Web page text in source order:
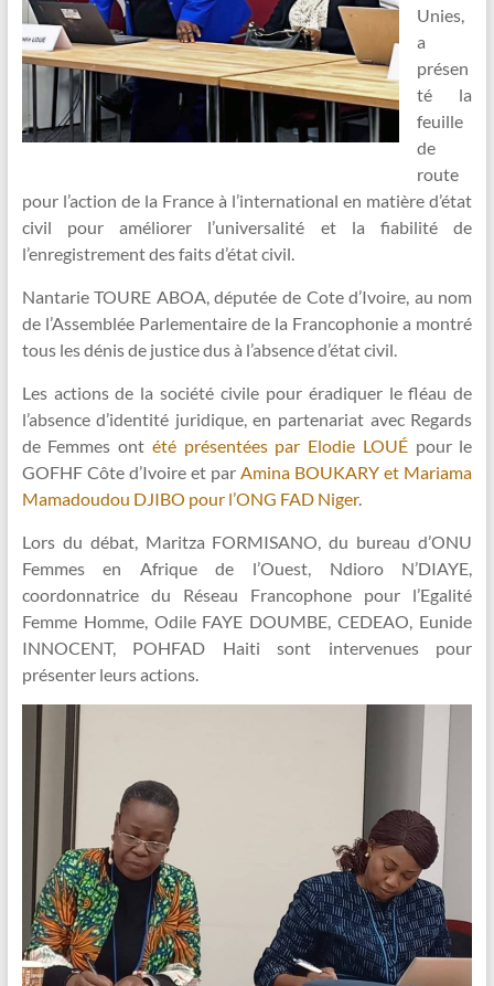
Unies,
a
présen
té la
feuille
de
route
pour l’action de la France à l’international en matière d’état
civil pour améliorer l’universalité et la fiabilité de
l’enregistrement des faits d’état civil.
Nantarie TOURE ABOA, députée de Cote d’Ivoire, au nom
de l’Assemblée Parlementaire de la Francophonie a montré
tous les dénis de justice dus à l’absence d’état civil.
Les actions de la société civile pour éradiquer le fléau de
l’absence d’identité juridique, en partenariat avec Regards
de Femmes ont été présentées par Elodie LOUÉpour le
GOFHF Côte d’Ivoire et parAmina BOUKARY et Mariama
Mamadoudou DJIBO pour l’ONG FAD Niger.
Lors du débat, Maritza FORMISANO, du bureau d’ONU
Femmes en Afrique de l’Ouest, Ndioro N’DIAYE,
coordonnatrice du Réseau Francophone pour l’Egalité
Femme Homme, Odile FAYE DOUMBE, CEDEAO, Eunide
INNOCENT, POHFAD Haiti sont intervenues pour
présenter leurs actions.